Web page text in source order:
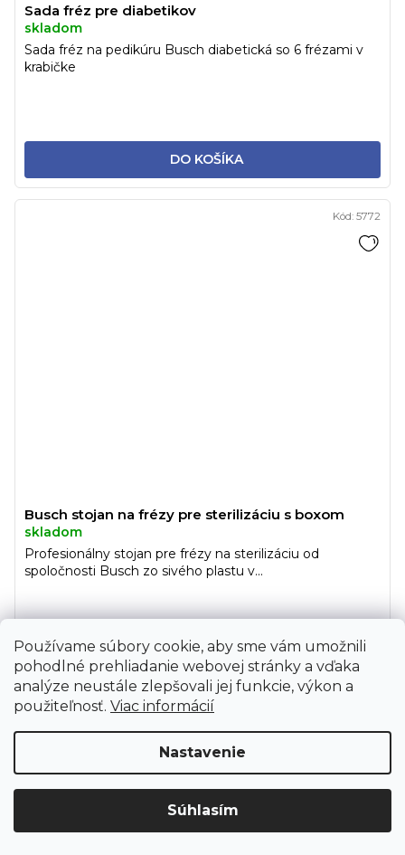
Používame súbory cookie, aby sme vám umožnili
pohodlné prehliadanie webovej stránky a vďaka
analýze neustále zlepšovali jej funkcie, výkon a
použiteľnosť. Viac informácií
Nastavenie
Súhlasím
Upozornenie: Z dôvodu sťahovania bude od 3. 8. do 12. 8. ZAVRETÉ
Sada fréz pre diabetikov
skladom
DO KOŠÍKA
Sada fréz na pedikúru Busch diabetická so 6 frézami v
krabičke
Busch stojan na frézy pre sterilizáciu s boxom
skladom
DO KOŠÍKA
Profesionálny stojan pre frézy na sterilizáciu od
spoločnosti Busch zo sivého plastu v...
Kód: 5772